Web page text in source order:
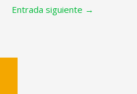
Entrada siguiente →